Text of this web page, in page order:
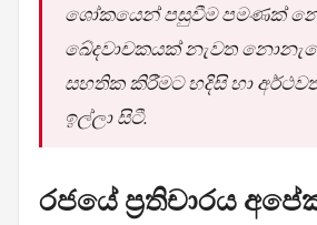
ශෝකයෙන් පසුවීම පමණක්
ඛේදවාචකයක් නැවත
සහතික කිරීමට හදිසි හා
ඉල්ලා සිටී.
රජයේ ප්‍රතිචාරය